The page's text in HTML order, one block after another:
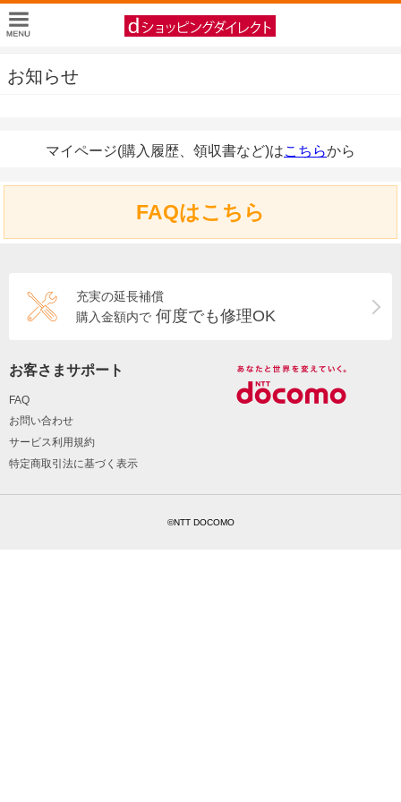
お知らせ
マイページ(購入履歴、領収書など)はこちらから
FAQはこちら
充実の延長補償
購入金額内で 何度でも修理OK
お客さまサポート
FAQ
お問い合わせ
サービス利用規約
特定商取引法に基づく表示
©NTT DOCOMO